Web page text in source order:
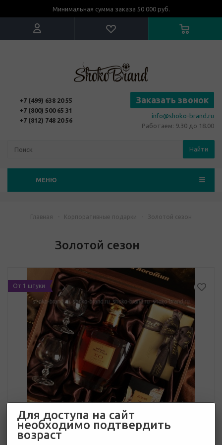
Минимальная сумма заказа 50 000 руб.
+7 (499) 638 20 55
+7 (800) 500 65 31
+7 (812) 748 20 56
Заказать звонок
info@shoko-brand.ru
Работаем: 9.30 до 18.00
Найти
МЕНЮ
Главная - Корпоративные подарки - Золотой сезон
Золотой сезон
От 1 штуки
Для доступа на сайт
необходимо подтвердить
возраст